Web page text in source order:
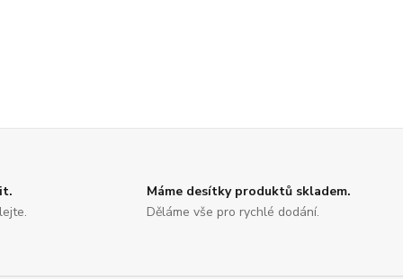
Máme desítky produktů skladem.
Děláme vše pro rychlé dodání.